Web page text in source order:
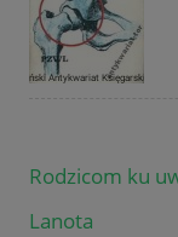
Rodzicom ku
Lanota